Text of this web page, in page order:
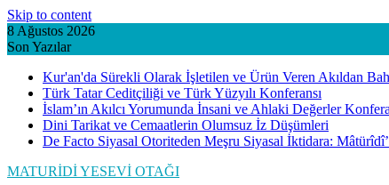
Skip to content
8 Ağustos 2026
Son Yazılar
Kur'an'da Sürekli Olarak İşletilen ve Ürün Veren Akıldan
Türk Tatar Ceditçiliği ve Türk Yüzyılı Konferansı
İslam’ın Akılcı Yorumunda İnsani ve Ahlaki Değerler
Dini Tarikat ve Cemaatlerin Olumsuz İz Düşümleri
De Facto Siyasal Otoriteden Meşru Siyasal İktidara:
MATURİDİ YESEVİ OTAĞI